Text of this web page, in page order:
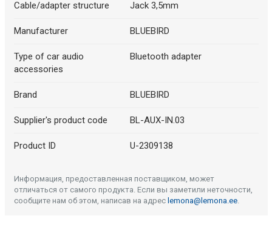
Cable/adapter structure Jack 3,5mm
Manufacturer BLUEBIRD
Type of car audio
accessories
Bluetooth adapter
Brand BLUEBIRD
Supplier's product code BL-AUX-IN.03
Product ID U-2309138
Информация, предоставленная поставщиком, может
отличаться от самого продукта. Если вы заметили неточности,
сообщите нам об этом, написав на адрес lemona@lemona.ee.